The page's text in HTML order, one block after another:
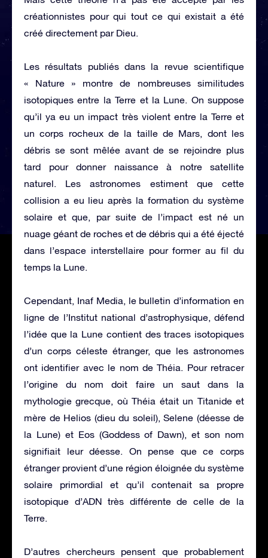
créationnistes pour qui tout ce qui existait a été
créé directement par Dieu.
Les résultats publiés dans la revue scientifique
« Nature » montre de nombreuses similitudes
isotopiques entre la Terre et la Lune. On suppose
qu’il ya eu un impact très violent entre la Terre et
un corps rocheux de la taille de Mars, dont les
débris se sont mêlée avant de se rejoindre plus
tard pour donner naissance à notre satellite
naturel. Les astronomes estiment que cette
collision a eu lieu après la formation du système
solaire et que, par suite de l’impact est né un
nuage géant de roches et de débris qui a été éjecté
dans l’espace interstellaire pour former au fil du
temps la Lune.
Cependant, Inaf Media, le bulletin d’information en
ligne de l’Institut national d’astrophysique, défend
l’idée que la Lune contient des traces isotopiques
d’un corps céleste étranger, que les astronomes
ont identifier avec le nom de Théia. Pour retracer
l’origine du nom doit faire un saut dans la
mythologie grecque, où Théia était un Titanide et
mère de Helios (dieu du soleil), Selene (déesse de
la Lune) et Eos (Goddess of Dawn), et son nom
signifiait leur déesse. On pense que ce corps
étranger provient d’une région éloignée du système
solaire primordial et qu’il contenait sa propre
isotopique d’ADN très différente de celle de la
Terre.
D’autres chercheurs pensent que probablement